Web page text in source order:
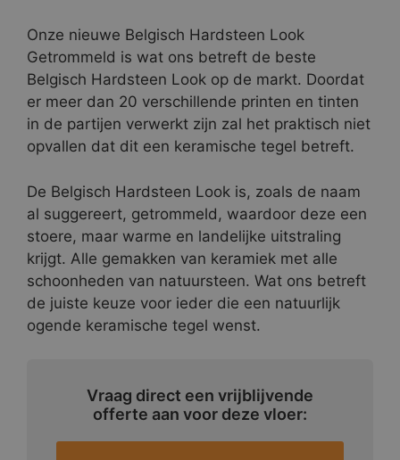
Onze nieuwe Belgisch Hardsteen Look
Getrommeld is wat ons betreft de beste
Belgisch Hardsteen Look op de markt. Doordat
er meer dan 20 verschillende printen en tinten
in de partijen verwerkt zijn zal het praktisch niet
opvallen dat dit een keramische tegel betreft.
De Belgisch Hardsteen Look is, zoals de naam
al suggereert, getrommeld, waardoor deze een
stoere, maar warme en landelijke uitstraling
krijgt. Alle gemakken van keramiek met alle
schoonheden van natuursteen. Wat ons betreft
de juiste keuze voor ieder die een natuurlijk
ogende keramische tegel wenst.
Vraag direct een vrijblijvende
offerte aan voor deze vloer: